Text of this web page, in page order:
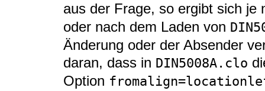
aus der Frage, so ergibt sich je
oder nach dem Laden von
Änderung oder der Absender
daran, dass in DIN5008A.clo
Option